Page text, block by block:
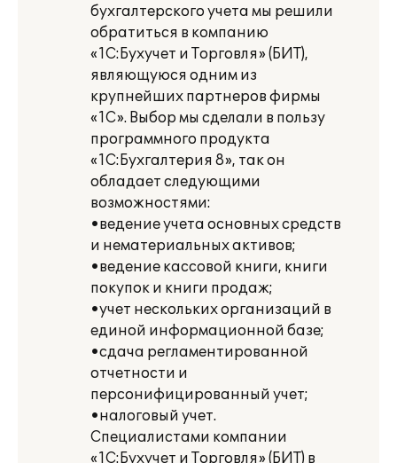
бухгалтерского учета мы решили
обратиться в компанию
«1С:Бухучет и Торговля» (БИТ),
являющуюся одним из
крупнейших партнеров фирмы
«1С». Выбор мы сделали в пользу
программного продукта
«1С:Бухгалтерия 8», так он
обладает следующими
возможностями:
•ведение учета основных средств
и нематериальных активов;
•ведение кассовой книги, книги
покупок и книги продаж;
•учет нескольких организаций в
единой информационной базе;
•сдача регламентированной
отчетности и
персонифицированный учет;
•налоговый учет.
Специалистами компании
«1С:Бухучет и Торговля» (БИТ) в